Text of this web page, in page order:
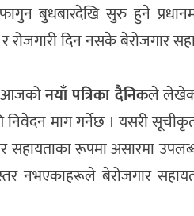
बुधबारदेखि सुरु हुने
र रोजगारी दिन नसके बेरोजगार
आजकोनयाँ पत्रिका दैनिकले
निवेदन माग गर्नेछ । यसरी
सहायताका रूपमा असारमा
नभएकाहरूले बेरोजगार